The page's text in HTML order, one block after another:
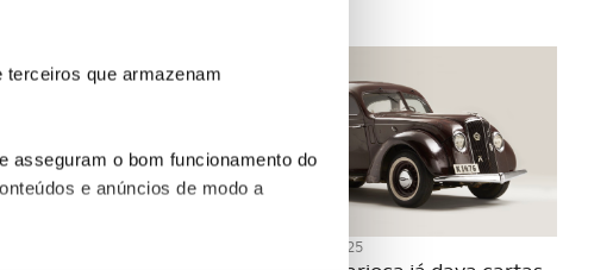
que armazenam
asseguram o bom funcionamento do
e anúncios de modo a
05 NOVEMBRO 2025